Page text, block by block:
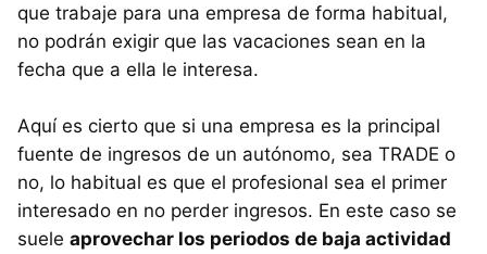
que trabaje para una empresa de forma habitual,
no podrán exigir que las vacaciones sean en la
fecha que a ella le interesa.
Aquí es cierto que si una empresa es la principal
fuente de ingresos de un autónomo, sea TRADE o
no, lo habitual es que el profesional sea el primer
interesado en no perder ingresos. En este caso se
suele aprovechar los periodos de baja actividad